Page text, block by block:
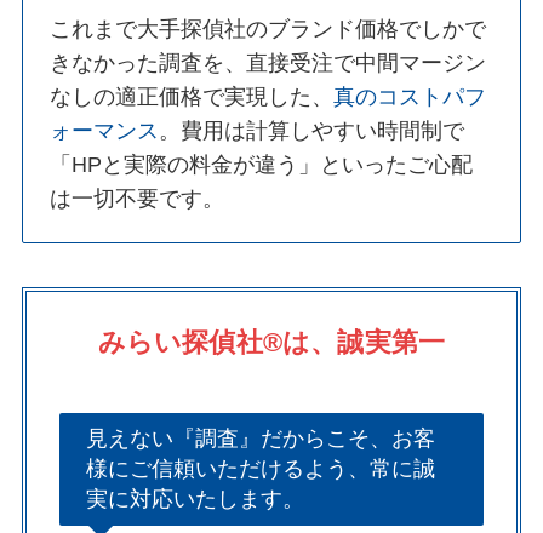
これまで大手探偵社のブランド価格でしかで
きなかった調査を、直接受注で中間マージン
なしの適正価格で実現した、真のコストパフ
ォーマンス 。費用は計算しやすい時間制で
「HPと実際の料金が違う」といったご心配
は一切不要です。
みらい探偵社®︎は、誠実第一
見えない『調査』だからこそ、お客
様にご信頼いただけるよう、常に誠
実に対応いたします。